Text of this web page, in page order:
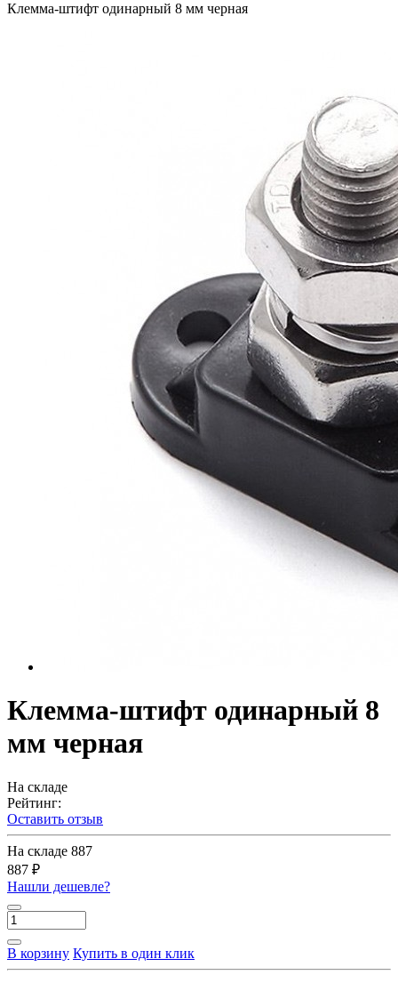
Клемма-штифт одинарный 8 мм черная
Клемма-штифт одинарный 8
мм черная
На складе
Рейтинг:
Оставить отзыв
На складе 887
887 ₽
Нашли дешевле?
В корзину Купить в один клик